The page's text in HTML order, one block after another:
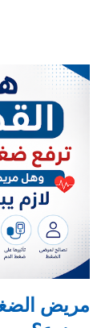
نتيجة إن الكهرباء
المختلفة بسبب
بتظهر أكتر في
الهواء الجاف
بيزود الاحتكاك
نوع الأحذية الأحذية
مريض